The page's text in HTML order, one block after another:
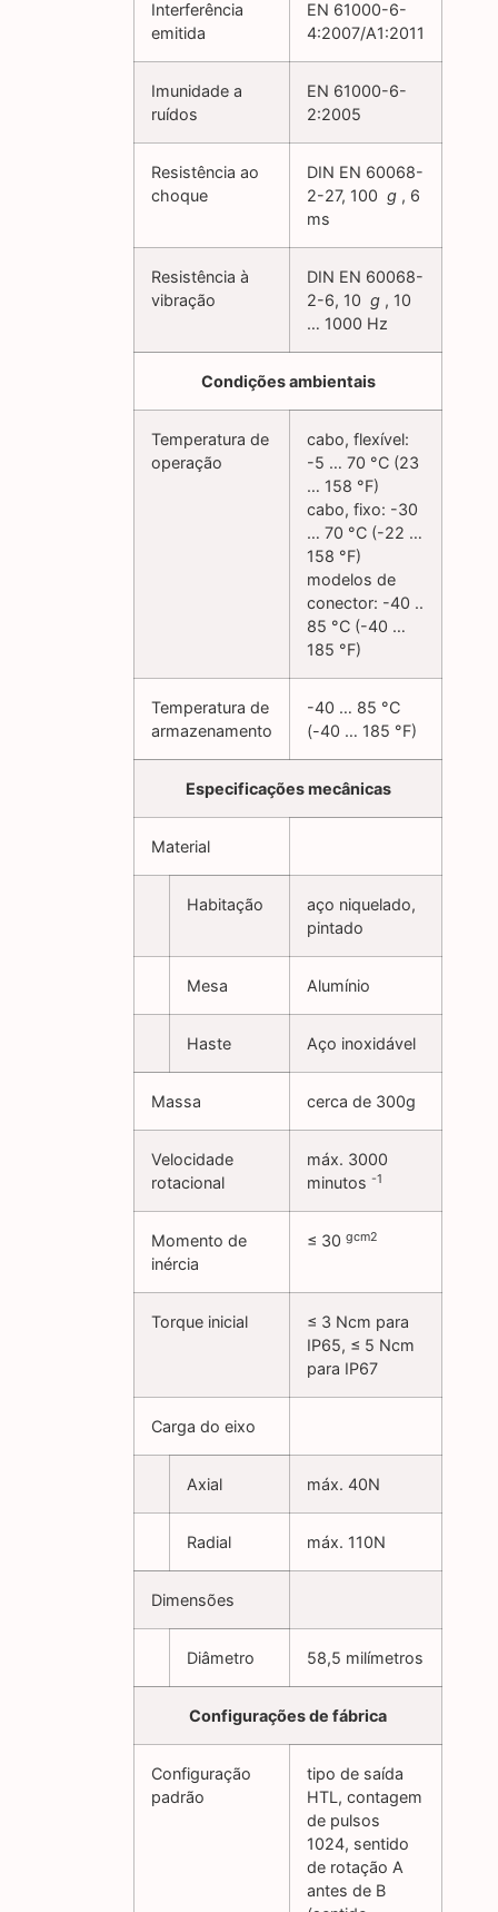
Interferência
emitida
EN 61000-6-
4:2007/A1:2011
Imunidade a
ruídos
EN 61000-6-
2:2005
Resistência ao
choque
DIN EN 60068-
2-27, 100 g , 6
ms
Resistência à
vibração
DIN EN 60068-
2-6, 10 g , 10
… 1000 Hz
Condições ambientais
Temperatura de
operação
cabo, flexível:
-5 … 70 °C (23
… 158 °F)
cabo, fixo: -30
… 70 °C (-22 …
158 °F)
modelos de
conector: -40 ..
85 °C (-40 …
185 °F)
Temperatura de
armazenamento
-40 … 85 °C
(-40 … 185 °F)
Especificações mecânicas
Material
Habitação
aço niquelado,
pintado
Mesa Alumínio
Haste Aço inoxidável
Massa cerca de 300g
Velocidade
rotacional
máx. 3000
minutos -1
Momento de
inércia
≤ 30 gcm2
Torque inicial
≤ 3 Ncm para
IP65, ≤ 5 Ncm
para IP67
Carga do eixo
Axial máx. 40N
Radial máx. 110N
Dimensões
Diâmetro 58,5 milímetros
Configurações de fábrica
Configuração
padrão
tipo de saída
HTL, contagem
de pulsos
1024, sentido
de rotação A
antes de B